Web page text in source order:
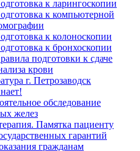
к ларингоскопии
к компьютерной
к колоноскопии
к бронхоскопии
подготовки к сдаче
крови
г. Петрозаводск
обследование
желез
Памятка пациенту
гарантий
гражданам